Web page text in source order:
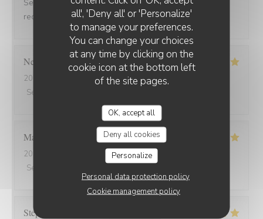
all', 'Deny all' or 'Personalize'
to manage your preferences.
You can change your choices
at any time by clicking on the
cookie icon at the bottom left
of the site pages.
OK, accept all
Deny all cookies
Personalize
Personal data protection policy
Cookie management policy
Serveuse et serveur très professionnels. Nous
recommandons, jamais déçu.
Nelly
2026-07-31
- 20:00 - Guests 2
Service
Marion
2026-07-30
- 19:30 - Guests 2
Service
Stéphanie